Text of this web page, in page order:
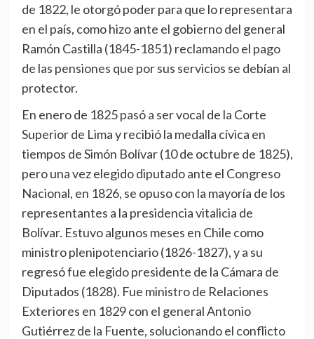
de 1822, le otorgó poder para que lo representara
en el país, como hizo ante el gobierno del general
Ramón Castilla (1845-1851) reclamando el pago
de las pensiones que por sus servicios se debían al
protector.
En enero de 1825 pasó a ser vocal de la Corte
Superior de Lima y recibió la medalla cívica en
tiempos de Simón Bolívar (10 de octubre de 1825),
pero una vez elegido diputado ante el Congreso
Nacional, en 1826, se opuso con la mayoría de los
representantes a la presidencia vitalicia de
Bolívar. Estuvo algunos meses en Chile como
ministro plenipotenciario (1826-1827), y a su
regresó fue elegido presidente de la Cámara de
Diputados (1828). Fue ministro de Relaciones
Exteriores en 1829 con el general Antonio
Gutiérrez de la Fuente, solucionando el conflicto